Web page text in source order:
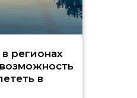
регионах
в